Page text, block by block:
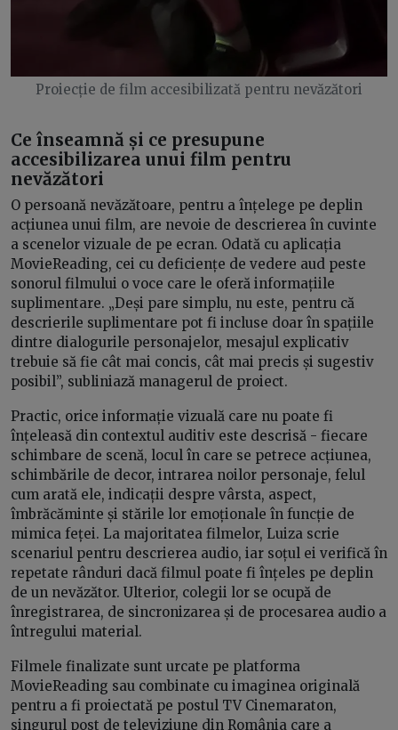
Proiecție de film accesibilizată pentru nevăzători
Ce înseamnă și ce presupune
accesibilizarea unui film pentru
nevăzători
O persoană nevăzătoare, pentru a înțelege pe deplin
acțiunea unui film, are nevoie de descrierea în cuvinte
a scenelor vizuale de pe ecran. Odată cu aplicația
MovieReading, cei cu deficiențe de vedere aud peste
sonorul filmului o voce care le oferă informațiile
suplimentare. „Deși pare simplu, nu este, pentru că
descrierile suplimentare pot fi incluse doar în spațiile
dintre dialogurile personajelor, mesajul explicativ
trebuie să fie cât mai concis, cât mai precis și sugestiv
posibil”, subliniază managerul de proiect.
Practic, orice informație vizuală care nu poate fi
înțeleasă din contextul auditiv este descrisă - fiecare
schimbare de scenă, locul în care se petrece acțiunea,
schimbările de decor, intrarea noilor personaje, felul
cum arată ele, indicații despre vârsta, aspect,
îmbrăcăminte și stările lor emoționale în funcție de
mimica feței. La majoritatea filmelor, Luiza scrie
scenariul pentru descrierea audio, iar soțul ei verifică în
repetate rânduri dacă filmul poate fi înțeles pe deplin
de un nevăzător. Ulterior, colegii lor se ocupă de
înregistrarea, de sincronizarea și de procesarea audio a
întregului material.
Filmele finalizate sunt urcate pe platforma
MovieReading sau combinate cu imaginea originală
pentru a fi proiectată pe postul TV Cinemaraton,
singurul post de televiziune din România care a